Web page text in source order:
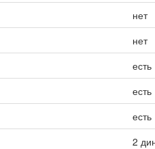
нет
нет
есть
есть
есть
2